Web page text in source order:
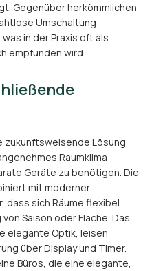
Gegenüber herkömmlichen
Umschaltung
in der Praxis oft als
empfunden wird.
zukunftsweisende Lösung
Raumklima
Geräte zu benötigen. Die
mit moderner
dass sich Räume flexibel
Saison oder Fläche. Das
elegante Optik, leisen
über Display und Timer.
Büros, die eine elegante,